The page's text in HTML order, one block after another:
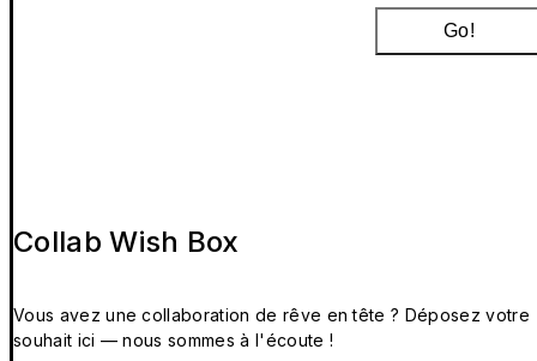
Go!
Collab Wish Box
Vous avez une collaboration de rêve en tête ? Déposez votre
souhait ici — nous sommes à l'écoute !